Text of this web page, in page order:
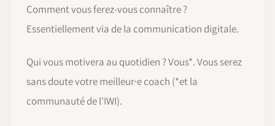
Comment vous ferez-vous connaître ?
Essentiellement via de la communication digitale.
Qui vous motivera au quotidien ? Vous*. Vous serez
sans doute votre meilleur·e coach (*et la
communauté de l'IWI).